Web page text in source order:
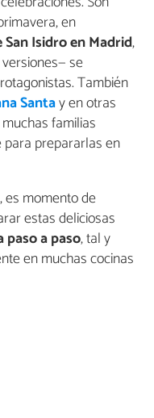
en
San Isidro en Madrid,
se
También
Santay en otras
familias
prepararlas en
es momento de
estas deliciosas
a paso, tal y
en muchas cocinas